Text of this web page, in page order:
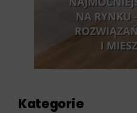
Kategorie